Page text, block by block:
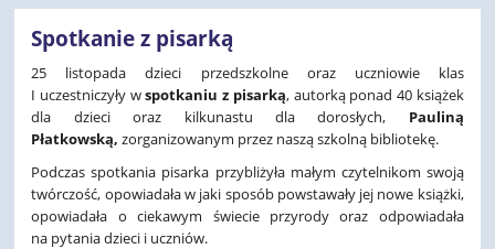
Spotkanie z pisarką
25 listopada dzieci przedszkolne oraz uczniowie klas
I uczestniczyły wspotkaniu z pisarką, autorką ponad 40 książek
dla dzieci oraz kilkunastu dla dorosłych, Pauliną
Płatkowską, zorganizowanym przez naszą szkolną bibliotekę.
Podczas spotkania pisarka przybliżyła małym czytelnikom swoją
twórczość, opowiadała w jaki sposób powstawały jej nowe książki,
opowiadała o ciekawym świecie przyrody oraz odpowiadała
na pytania dzieci i uczniów.